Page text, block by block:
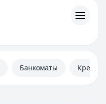
Банкоматы